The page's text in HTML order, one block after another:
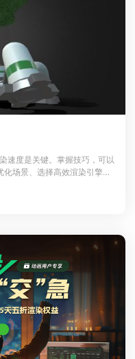
速度是关键。掌握技巧，可以
场景、选择高效渲染引擎、
游技术为用户提供了一种在